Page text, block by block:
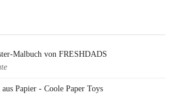
Malbuch von FRESHDADS
aus Papier - Coole Paper Toys